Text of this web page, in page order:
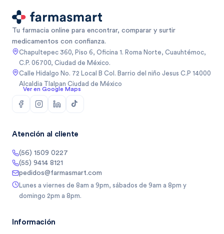
Tu farmacia online para encontrar, comparar y surtir
medicamentos con confianza.
Chapultepec 360, Piso 6, Oficina 1. Roma Norte, Cuauhtémoc,
C.P. 06700, Ciudad de México.
Calle Hidalgo No. 72 Local B Col. Barrio del niño Jesus C.P 14000
Alcaldia Tlalpan Ciudad de México
Ver en Google Maps
Atención al cliente
(56) 1509 0227
(55) 9414 8121
pedidos@farmasmart.com
Lunes a viernes de 8am a 9pm, sábados de 9am a 8pm y
domingo 2pm a 8pm.
Información